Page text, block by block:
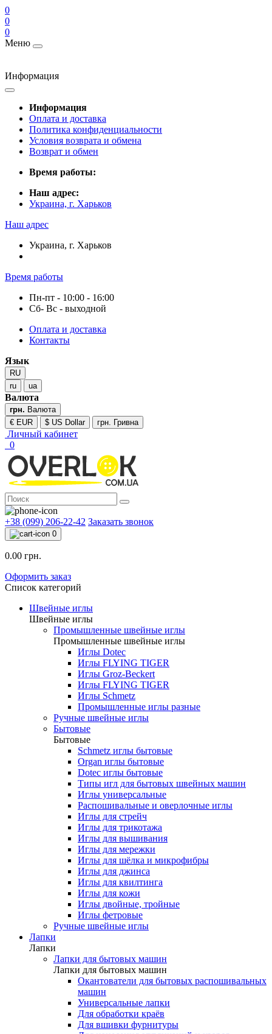
0
0
0
Меню
Информация
Информация
Оплата и доставка
Политика конфиденциальности
Условия возврата и обмена
Возврат и обмен
Время работы:
Наш адрес:
Украина, г. Харьков
Наш адрес
Украина, г. Харьков
Время работы
Пн-пт - 10:00 - 16:00
Сб- Вс - выходной
Оплата и доставка
Контакты
Язык
RU
ru
ua
Валюта
грн. Валюта
€ EUR
$ US Dollar грн. Гривна
Личный кабинет
0
+38 (099) 206-22-42 Заказать звонок
0
0.00 грн.
Оформить заказ
Список категорий
Швейные иглы
Швейные иглы
Промышленные швейные иглы
Промышленные швейные иглы
Иглы Dotec
Иглы FLYING TIGER
Иглы Groz-Beckert
Иглы FLYING TIGER
Иглы Schmetz
Промышленные иглы разные
Ручные швейные иглы
Бытовые
Бытовые
Schmetz иглы бытовые
Organ иглы бытовые
Dotec иглы бытовые
Типы игл для бытовых швейных машин
Иглы универсальные
Распошивальные и оверлочные иглы
Иглы для стрейч
Иглы для трикотажа
Иглы для вышивания
Иглы для мережки
Иглы для шёлка и микрофибры
Иглы для джинса
Иглы для квилтинга
Иглы для кожи
Иглы двойные, тройные
Иглы фетровые
Ручные швейные иглы
Лапки
Лапки
Лапки для бытовых машин
Лапки для бытовых машин
Окантователи для бытовых распошивальных
машин
Универсальные лапки
Для обработки краёв
Для вшивки фурнитуры